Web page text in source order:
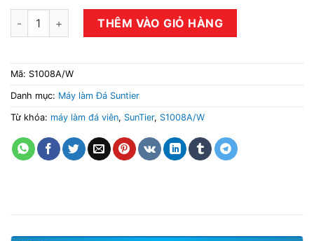
Máy làm đá viên SunTier S1008A/W số lượng
THÊM VÀO GIỎ HÀNG
Mã: S1008A/W
Danh mục: Máy làm Đá Suntier
Từ khóa: máy làm đá viên, SunTier, S1008A/W